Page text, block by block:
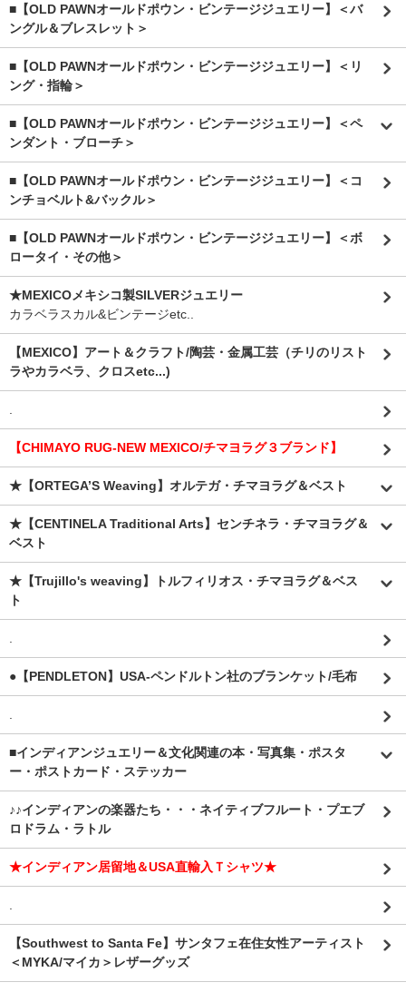
■【OLD PAWNオールドポウン・ビンテージジュエリー】＜バ
ングル＆ブレスレット＞
■【OLD PAWNオールドポウン・ビンテージジュエリー】＜リ
ング・指輪＞
■【OLD PAWNオールドポウン・ビンテージジュエリー】＜ペ
ンダント・ブローチ＞
■【OLD PAWNオールドポウン・ビンテージジュエリー】＜コ
ンチョベルト&バックル＞
■【OLD PAWNオールドポウン・ビンテージジュエリー】＜ボ
ロータイ・その他＞
★MEXICOメキシコ製SILVERジュエリー
カラベラスカル&ビンテージetc..
【MEXICO】アート＆クラフト/陶芸・金属工芸（チリのリスト
ラやカラベラ、クロスetc...)
.
【CHIMAYO RUG-NEW MEXICO/チマヨラグ３ブランド】
★【ORTEGA’S Weaving】オルテガ・チマヨラグ＆ベスト
★【CENTINELA Traditional Arts】センチネラ・チマヨラグ＆
ベスト
★【Trujillo's weaving】トルフィリオス・チマヨラグ＆ベス
ト
.
●【PENDLETON】USA-ペンドルトン社のブランケット/毛布
.
■インディアンジュエリー＆文化関連の本・写真集・ポスタ
ー・ポストカード・ステッカー
♪♪インディアンの楽器たち・・・ネイティブフルート・プエブ
ロドラム・ラトル
★インディアン居留地＆USA直輸入Ｔシャツ★
.
【Southwest to Santa Fe】サンタフェ在住女性アーティスト
＜MYKA/マイカ＞レザーグッズ